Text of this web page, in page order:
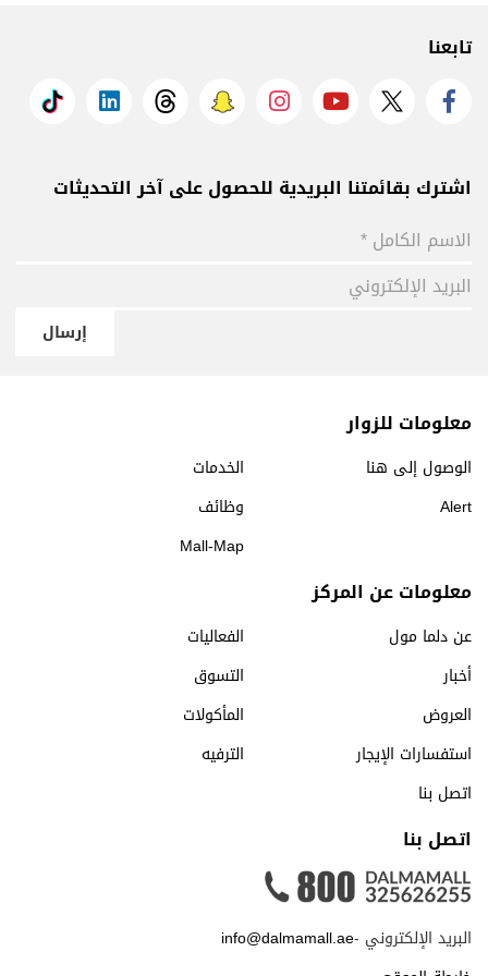
تابعنا
اشترك بقائمتنا البريدية للحصول على آخر التحديثات
إرسال
معلومات للزوار
الخدمات
الوصول إلى هنا
وظائف
Alert
Mall-Map
معلومات عن المركز
عن دلما مول
الفعاليات
أخبار
التسوق
العروض
المأكولات
استفسارات الإيجار
الترفيه
اتصل بنا
اتصل بنا
البريد الإلكتروني -info@dalmamall.ae